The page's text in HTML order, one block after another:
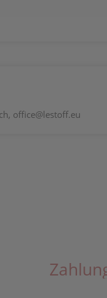
office@lestoff.eu